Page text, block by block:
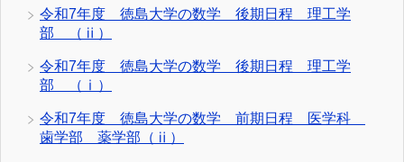
令和7年度 徳島大学の数学 後期日程 理工学
部 （ⅱ）
令和7年度 徳島大学の数学 後期日程 理工学
部 （ⅰ）
令和7年度 徳島大学の数学 前期日程 医学科
歯学部 薬学部（ⅱ）